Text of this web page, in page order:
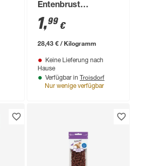
Entenbrust
Stückchen 70 g
1,99 €
28,43 € / Kilogramm
Keine Lieferung nach
Hause
Verfügbar in Troisdorf
Nur wenige verfügbar